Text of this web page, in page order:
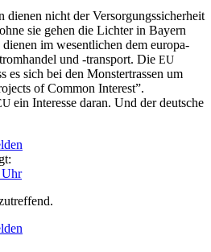
die­nen nicht der Ver­sor­gungs­si­cher­heit
sie gehen die Lich­ter in Bay­ern
die­nen im wesent­li­chen dem euro­pa­
und ‑trans­port. Die EU
es sich bei den Mons­ter­tras­sen um
of Com­mon Interest”.
ein Inter­es­se dar­an. Und der deut­sche
Uhr